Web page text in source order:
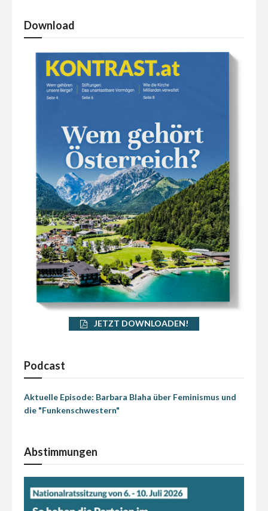
Download
JETZT DOWNLOADEN!
Podcast
Aktuelle Episode: Barbara Blaha über Feminismus und
die "Funkenschwestern"
Abstimmungen